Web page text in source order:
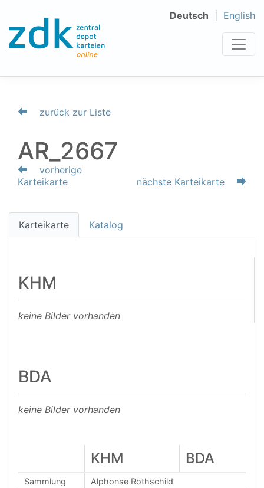
Deutsch English
zurück zur Liste
AR_2667
vorherige
Karteikarte
nächste Karteikarte
Karteikarte Katalog
KHM
keine Bilder vorhanden
BDA
keine Bilder vorhanden
KHM BDA
Sammlung
Alphonse Rothschild